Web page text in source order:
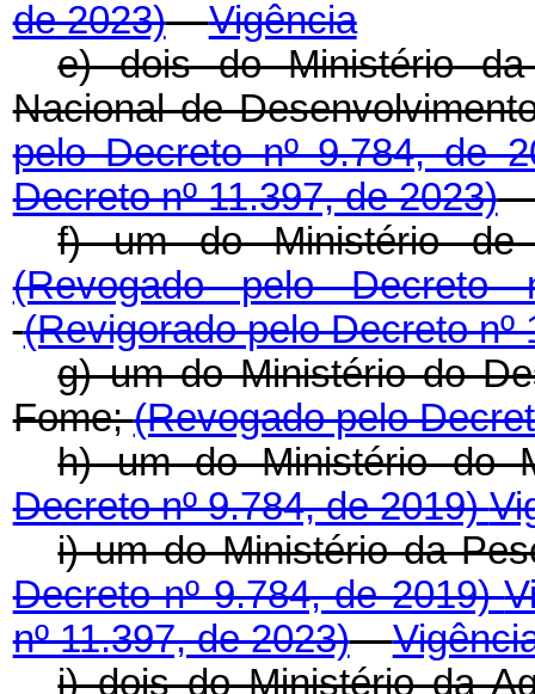
de 2023)
Vigência
e) dois do Ministério
Nacional de
pelo Decreto nº 9.784, de
Decreto nº 11.397, de 2023)
f) um do Ministério de
(Revogado pelo
(Revigorado pelo Decreto nº
g) um do Ministério do
Fome;(Revogado pelo
h) um do Ministério do
Decreto nº 9.784, de 2019)
i) um do Ministério da
Decreto nº 9.784, de 2019)
nº 11.397, de 2023)
j) dois do Ministério da